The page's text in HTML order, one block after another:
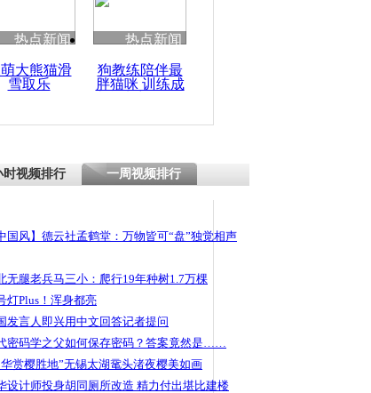
热点新闻
大熊猫滑
雪取乐
热点新闻
狗教练陪伴最
胖猫咪 训练成
时视频排行 一周视频排行
国风】德云社孟鹤堂：万物皆可“盘”独觉相声
无腿老兵马三小：爬行19年种树1.7万棵
灯Plus！浑身都亮
发言人即兴用中文回答记者提问
密码学之父如何保存密码？答案竟然是……
赏樱胜地”无锡太湖鼋头渚夜樱美如画
设计师投身胡同厕所改造 精力付出堪比建楼